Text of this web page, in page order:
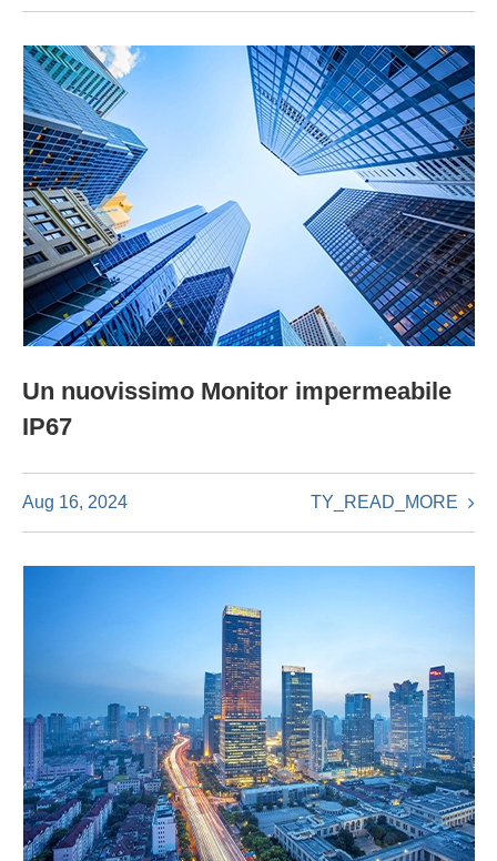
Un nuovissimo Monitor impermeabile
IP67
Aug 16, 2024 TY_READ_MORE